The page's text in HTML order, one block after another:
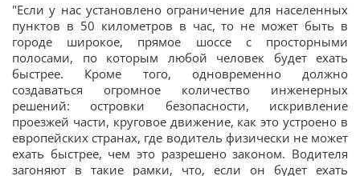
"Если у нас установлено ограничение для населенных
пунктов в 50 километров в час, то не может быть в
городе широкое, прямое шоссе с просторными
полосами, по которым любой человек будет ехать
быстрее. Кроме того, одновременно должно
создаваться огромное количество инженерных
решений: островки безопасности, искривление
проезжей части, круговое движение, как это устроено в
европейских странах, где водитель физически не может
ехать быстрее, чем это разрешено законом. Водителя
загоняют в такие рамки, что, если он будет ехать